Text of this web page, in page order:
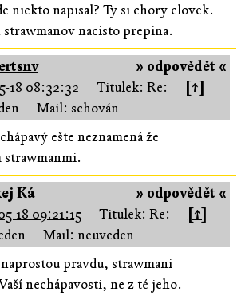
niekto napisal? Ty si chory clovek.
strawmanov nacisto prepina.
» odpovědět «
18 08:32:32 Titulek: Re:
[↑]
Mail: schován
ešte neznamená že
strawmanmi.
» odpovědět «
Ká
18 09:21:15 Titulek: Re:
[↑]
Mail: neuveden
pravdu, strawmani
nechápavosti, ne z té jeho.